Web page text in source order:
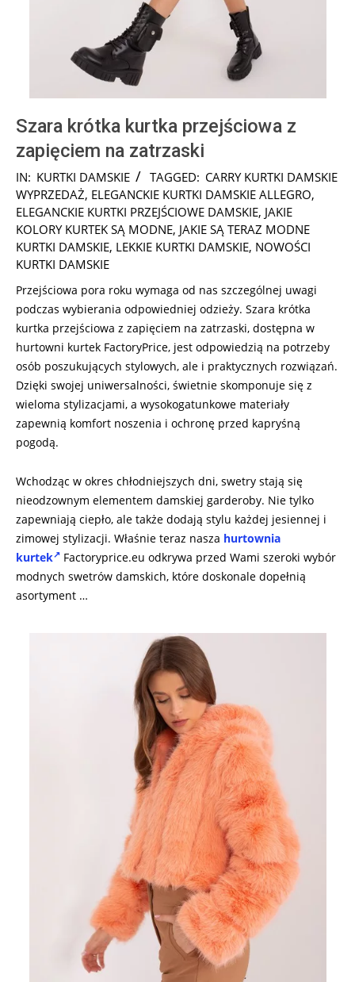
Szara krótka kurtka przejściowa z
zapięciem na zatrzaski
2025-
10-
20
IN: KURTKI DAMSKIE TAGGED: CARRY KURTKI DAMSKIE
WYPRZEDAŻ, ELEGANCKIE KURTKI DAMSKIE ALLEGRO,
ELEGANCKIE KURTKI PRZEJŚCIOWE DAMSKIE, JAKIE
KOLORY KURTEK SĄ MODNE, JAKIE SĄ TERAZ MODNE
KURTKI DAMSKIE, LEKKIE KURTKI DAMSKIE, NOWOŚCI
KURTKI DAMSKIE
Przejściowa pora roku wymaga od nas szczególnej uwagi
podczas wybierania odpowiedniej odzieży. Szara krótka
kurtka przejściowa z zapięciem na zatrzaski, dostępna w
hurtowni kurtek FactoryPrice, jest odpowiedzią na potrzeby
osób poszukujących stylowych, ale i praktycznych rozwiązań.
Dzięki swojej uniwersalności, świetnie skomponuje się z
wieloma stylizacjami, a wysokogatunkowe materiały
zapewnią komfort noszenia i ochronę przed kapryśną
pogodą.
Wchodząc w okres chłodniejszych dni, swetry stają się
nieodzownym elementem damskiej garderoby. Nie tylko
zapewniają ciepło, ale także dodają stylu każdej jesiennej i
zimowej stylizacji. Właśnie teraz nasza hurtownia
kurtek
Factoryprice.eu odkrywa przed Wami szeroki wybór
modnych swetrów damskich, które doskonale dopełnią
asortyment …